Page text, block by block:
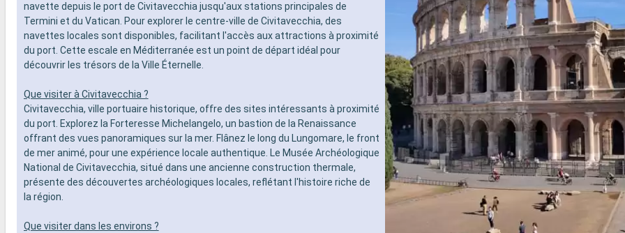
navette depuis le port de Civitavecchia jusqu'aux stations principales de
Termini et du Vatican. Pour explorer le centre-ville de Civitavecchia, des
navettes locales sont disponibles, facilitant l'accès aux attractions à proximité
du port. Cette escale en Méditerranée est un point de départ idéal pour
découvrir les trésors de la Ville Éternelle.
Que visiter à Civitavecchia ?
Civitavecchia, ville portuaire historique, offre des sites intéressants à proximité
du port. Explorez la Forteresse Michelangelo, un bastion de la Renaissance
offrant des vues panoramiques sur la mer. Flânez le long du Lungomare, le front
de mer animé, pour une expérience locale authentique. Le Musée Archéologique
National de Civitavecchia, situé dans une ancienne construction thermale,
présente des découvertes archéologiques locales, reflétant l'histoire riche de
la région.
Que visiter dans les environs ?